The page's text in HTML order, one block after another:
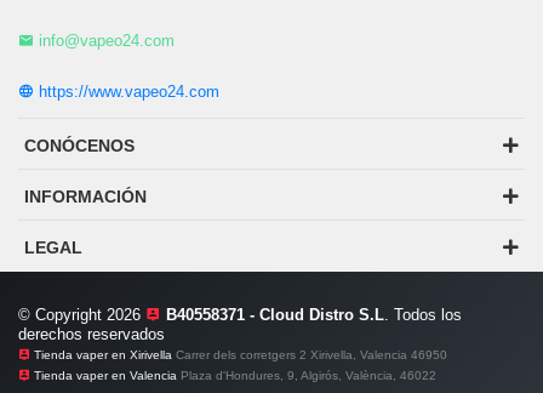
info@vapeo24.com
https://www.vapeo24.com
CONÓCENOS
INFORMACIÓN
LEGAL
© Copyright 2026 B40558371 - Cloud Distro S.L. Todos los
derechos reservados
Tienda vaper en Xirivella Carrer dels corretgers 2 Xirivella, Valencia 46950
Tienda vaper en Valencia Plaza d'Hondures, 9, Algirós, València, 46022